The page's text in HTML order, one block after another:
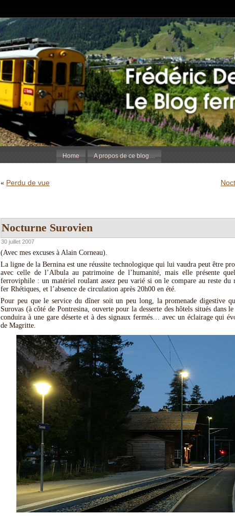
Home A propos de ce blog…
« Perdu de vue
Nocturne Surovien
30 juillet 2007
(Avec mes excuses à Alain Corneau).
La ligne de la Bernina est une réussite technologique qui lui vaudra peut être
avec celle de l’Albula au patrimoine de l’humanité, mais elle présente
ferroviphile : un matériel roulant assez peu varié si on le compare au reste du
fer Rhétiques, et l’absence de circulation après 20h00 en été.
Pour peu que le service du dîner soit un peu long, la promenade digestive
Surovas (à côté de Pontresina, ouverte pour la desserte des hôtels situés dans
conduira à une gare déserte et à des signaux fermés… avec un éclairage qui
de Magritte.